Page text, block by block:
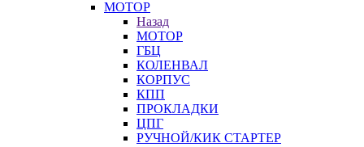
МОТОР
Назад
МОТОР
ГБЦ
КОЛЕНВАЛ
КОРПУС
КПП
ПРОКЛАДКИ
ЦПГ
РУЧНОЙ/КИК СТАРТЕР